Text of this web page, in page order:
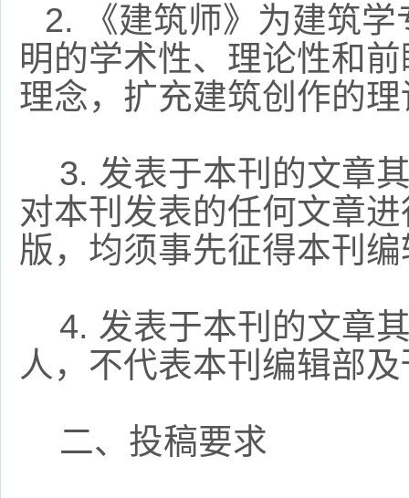
2.
《建筑师》为建筑
明的学术性、理论性和
理念，扩充建筑创作的
3. 发表于本刊的文章
对本刊发表的任何文章
版，均须事先征得本刊
4. 发表于本刊的文章
人，不代表本刊编辑部
二、投稿要求